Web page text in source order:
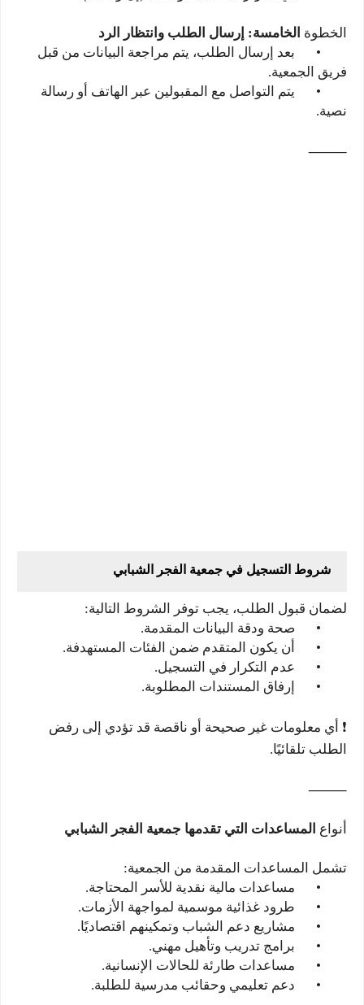
الخطوة الخامسة: إرسال الطلب وانتظار الرد
•
بعد إرسال الطلب، يتم مراجعة البيانات من قبل
فريق الجمعية.
•
يتم التواصل مع المقبولين عبر الهاتف أو رسالة
نصية.
⸻
شروط التسجيل في جمعية الفجر الشبابي
لضمان قبول الطلب، يجب توفر الشروط التالية:
•
صحة ودقة البيانات المقدمة.
•
أن يكون المتقدم ضمن الفئات المستهدفة.
•
عدم التكرار في التسجيل.
•
إرفاق المستندات المطلوبة.
❗ أي معلومات غير صحيحة أو ناقصة قد تؤدي إلى رفض
الطلب تلقائيًا.
⸻
أنواع المساعدات التي تقدمها جمعية الفجر الشبابي
تشمل المساعدات المقدمة من الجمعية:
•
مساعدات مالية نقدية للأسر المحتاجة.
•
طرود غذائية موسمية لمواجهة الأزمات.
•
مشاريع دعم الشباب وتمكينهم اقتصاديًا.
•
برامج تدريب وتأهيل مهني.
•
مساعدات طارئة للحالات الإنسانية.
•
دعم تعليمي وحقائب مدرسية للطلبة.